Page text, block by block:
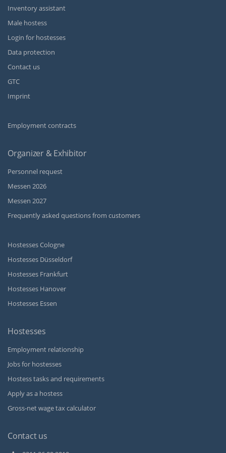
Inventory assistant
Male hostess
Login for hostesses
Data protection
Contact us
GTC
Imprint
Employment contracts
Organizer & Exhibitor
Personnel request
Messen 2026
Messen 2027
Frequently asked questions from customers
Hostesses Cologne
Hostesses Düsseldorf
Hostesses Frankfurt
Hostesses Hanover
Hostesses Essen
Hostesses
Employment relationship
Jobs for hostesses
Hostess tasks and requirements
Apply as a hostess
Gross-net wage tax calculator
Contact us